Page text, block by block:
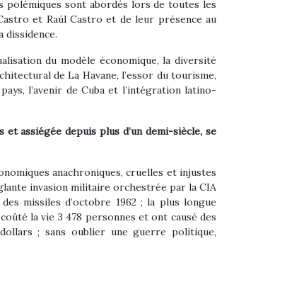
polémiques sont abordés lors de toutes les
et Raúl Castro et de leur présence au
dissidence.
du modèle économique, la diversité
de La Havane, l’essor du tourisme,
l’avenir de Cuba et l’intégration latino-
assiégée depuis plus d’un demi-siècle, se
anachroniques, cruelles et injustes
invasion militaire orchestrée par la CIA
missiles d’octobre 1962 ; la plus longue
la vie 3 478 personnes et ont causé des
; sans oublier une guerre politique,